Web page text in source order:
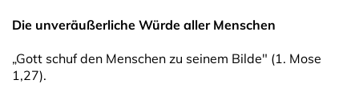
Die unveräußerliche Würde aller Menschen
„Gott schuf den Menschen zu seinem Bilde" (1. Mose
1,27).